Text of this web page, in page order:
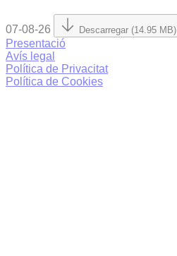
07-08-26 Descarregar (14.95 MB)
Presentació
Avís legal
Política de Privacitat
Política de Cookies